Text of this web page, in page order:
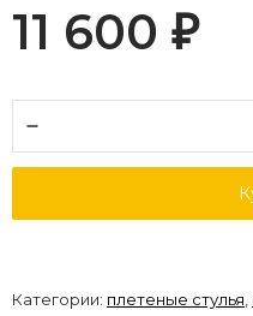
11 600 ₽
Категории: плетеные стулья,